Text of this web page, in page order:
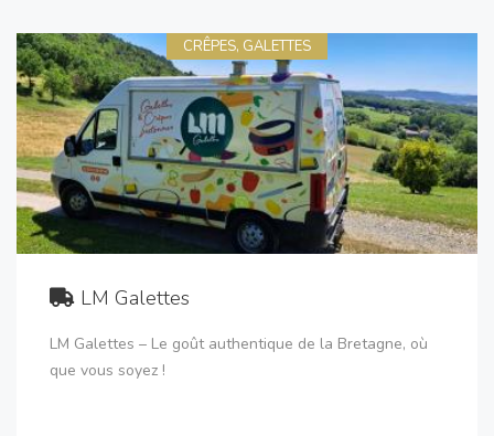
CRÊPES, GALETTES
LM Galettes
LM Galettes – Le goût authentique de la Bretagne, où
que vous soyez !